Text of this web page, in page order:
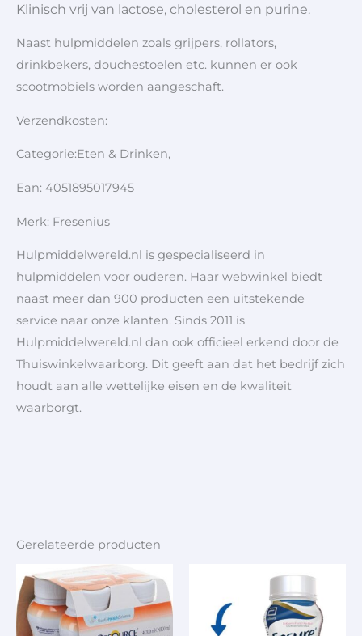
Klinisch vrij van lactose, cholesterol en purine.
Naast hulpmiddelen zoals grijpers, rollators,
drinkbekers, douchestoelen etc. kunnen er ook
scootmobiels worden aangeschaft.
Verzendkosten:
Categorie:Eten & Drinken,
Ean: 4051895017945
Merk: Fresenius
Hulpmiddelwereld.nl is gespecialiseerd in
hulpmiddelen voor ouderen. Haar webwinkel biedt
naast meer dan 900 producten een uitstekende
service naar onze klanten. Sinds 2011 is
Hulpmiddelwereld.nl dan ook officieel erkend door de
Thuiswinkelwaarborg. Dit geeft aan dat het bedrijf zich
houdt aan alle wettelijke eisen en de kwaliteit
waarborgt.
Gerelateerde producten